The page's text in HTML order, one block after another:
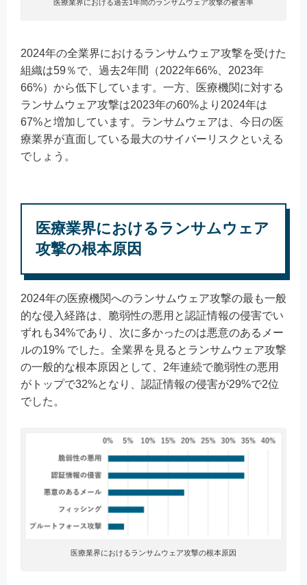
医療業界における過去1年間のランサムウェア攻撃の被害率
2024年の全業界におけるランサムウェア攻撃を受けた
組織は59％で、過去2年間（2022年66%、2023年
66%）から低下しています。一方、医療機関に対する
ランサムウェア攻撃は2023年の60%より2024年は
67%と増加しています。ランサムウェアは、今日の医
療業界が直面している最大のサイバーリスクといえる
でしょう。
医療業界におけるランサムウェア
攻撃の根本原因
2024年の医療機関へのランサムウェア攻撃の最も一般
的な侵入経路は、脆弱性の悪用と認証情報の侵害でい
ずれも34%であり、次に多かったのは悪意のあるメー
ルの19% でした。全業界を見るとランサムウェア攻撃
の一般的な根本原因として、2年連続で脆弱性の悪用
がトップで32%となり、認証情報の侵害が29%で2位
でした。
医療業界におけるランサムウェア攻撃の根本原因